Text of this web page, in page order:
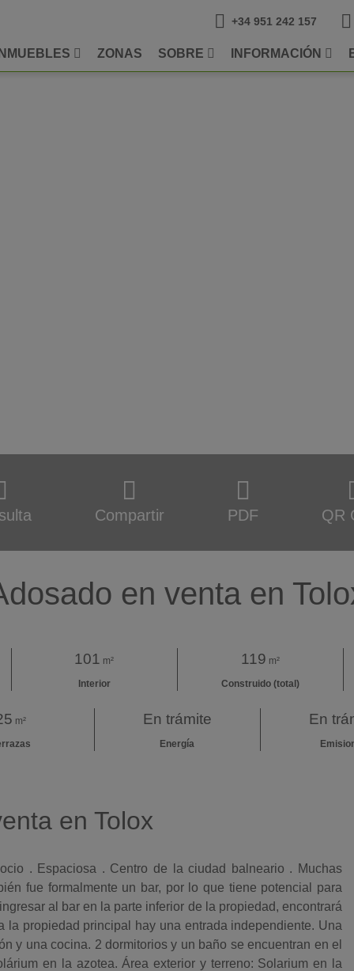
+34 951 242 157
INMUEBLES ZONAS SOBRE INFORMACIÓN
Compartir PDF QR
en venta en
101 m²
Interior
119 m²
Construido (total)
m² En trámite
Energía
En
en Tolox
. Espaciosa . Centro de la ciudad balneario . Muchas
fue formalmente un bar, por lo que tiene potencial para
al bar en la parte inferior de la propiedad, encontrará
propiedad principal hay una entrada independiente. Una
y una cocina. 2 dormitorios y un baño se encuentran en el
en la azotea. Área exterior y terreno: Solarium en la